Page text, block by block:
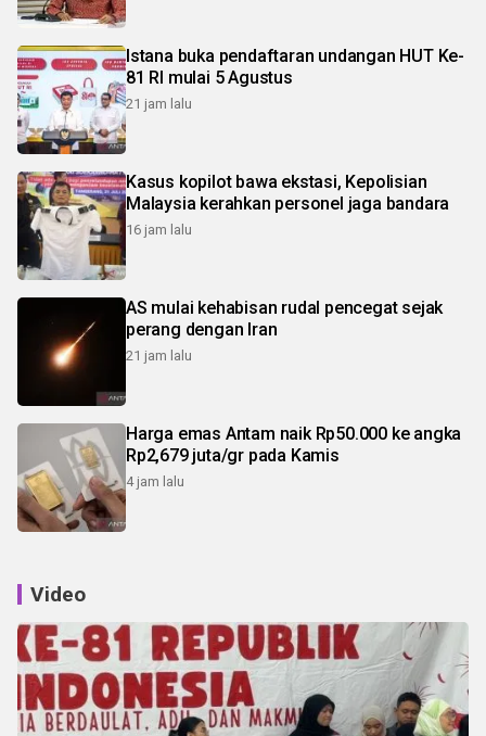
Istana buka pendaftaran undangan HUT Ke-
81 RI mulai 5 Agustus
21 jam lalu
Kasus kopilot bawa ekstasi, Kepolisian
Malaysia kerahkan personel jaga bandara
16 jam lalu
AS mulai kehabisan rudal pencegat sejak
perang dengan Iran
21 jam lalu
Harga emas Antam naik Rp50.000 ke angka
Rp2,679 juta/gr pada Kamis
4 jam lalu
Video